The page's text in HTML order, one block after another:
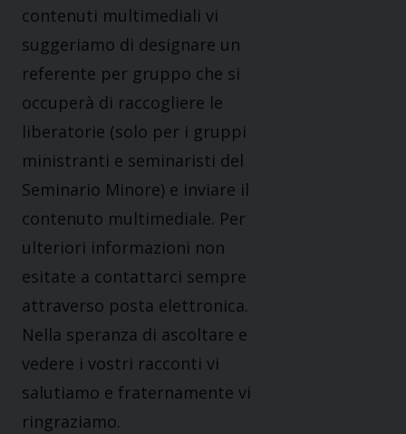
contenuti multimediali vi
suggeriamo di designare un
referente per gruppo che si
occuperà di raccogliere le
liberatorie (solo per i gruppi
ministranti e seminaristi del
Seminario Minore) e inviare il
contenuto multimediale. Per
ulteriori informazioni non
esitate a contattarci sempre
attraverso posta elettronica.
Nella speranza di ascoltare e
vedere i vostri racconti vi
salutiamo e fraternamente vi
ringraziamo.